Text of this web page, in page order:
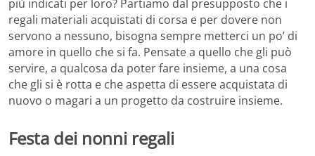
più indicati per loro? Partiamo dal presupposto che i
regali materiali acquistati di corsa e per dovere non
servono a nessuno, bisogna sempre metterci un po’ di
amore in quello che si fa. Pensate a quello che gli può
servire, a qualcosa da poter fare insieme, a una cosa
che gli si è rotta e che aspetta di essere acquistata di
nuovo o magari a un progetto da costruire insieme.
Festa dei nonni regali